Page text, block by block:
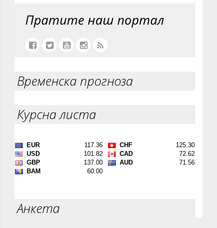
Пратите наш портал
Временска прогноза
Курсна листа
Анкета